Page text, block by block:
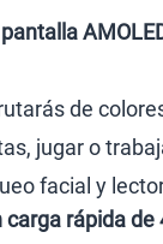
pantalla
de
jugar o
facial y
rápida de